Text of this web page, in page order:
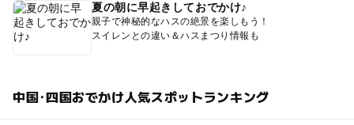
夏の朝に早起きしておでかけ♪
親子で神秘的なハスの絶景を楽しもう！
スイレンとの違い＆ハスまつり情報も
中国･四国おでかけ人気スポットランキング